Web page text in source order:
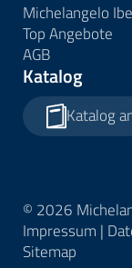
Michelangelo
Top Angebote
AGB
Katalog
Katalog
© 2026
Impressum |
Sitemap